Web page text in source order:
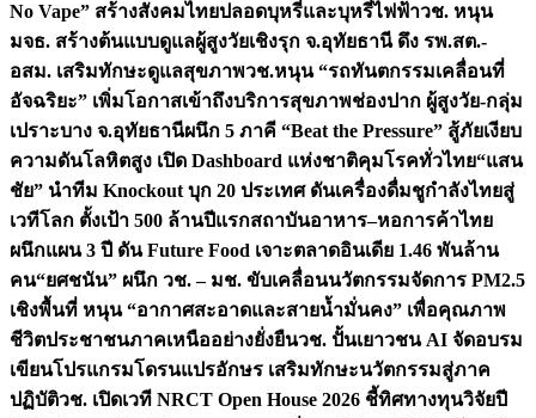
No Vape” สร้างสังคมไทยปลอดบุหรี่และบุหรี่ไฟฟ้าวช. หนุน
มจธ. สร้างต้นแบบดูแลผู้สูงวัยเชิงรุก จ.อุทัยธานี ดึง รพ.สต.-
อสม. เสริมทักษะดูแลสุขภาพวช.หนุน “รถทันตกรรมเคลื่อนที่
อัจฉริยะ” เพิ่มโอกาสเข้าถึงบริการสุขภาพช่องปาก ผู้สูงวัย-กลุ่ม
เปราะบาง จ.อุทัยธานีผนึก 5 ภาคี “Beat the Pressure” สู้ภัยเงียบ
ความดันโลหิตสูง เปิด Dashboard แห่งชาติคุมโรคทั่วไทย“แสน
ชัย” นำทีม Knockout บุก 20 ประเทศ ดันเครื่องดื่มชูกำลังไทยสู่
เวทีโลก ตั้งเป้า 500 ล้านปีแรกสถาบันอาหาร–หอการค้าไทย
ผนึกแผน 3 ปี ดัน Future Food เจาะตลาดอินเดีย 1.46 พันล้าน
คน“ยศชนัน” ผนึก วช. – มช. ขับเคลื่อนนวัตกรรมจัดการ PM2.5
เชิงพื้นที่ หนุน “อากาศสะอาดและสายน้ำมั่นคง” เพื่อคุณภาพ
ชีวิตประชาชนภาคเหนืออย่างยั่งยืนวช. ปั้นเยาวชน AI จัดอบรม
เขียนโปรแกรมโดรนแปรอักษร เสริมทักษะนวัตกรรมสู่ภาค
ปฏิบัติวช. เปิดเวที NRCT Open House 2026 ชี้ทิศทางทุนวิจัยปี